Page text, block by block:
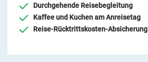
Durchgehende Reisebegleitung
Kaffee und Kuchen am Anreisetag
Reise-Rücktrittskosten-Absicherung